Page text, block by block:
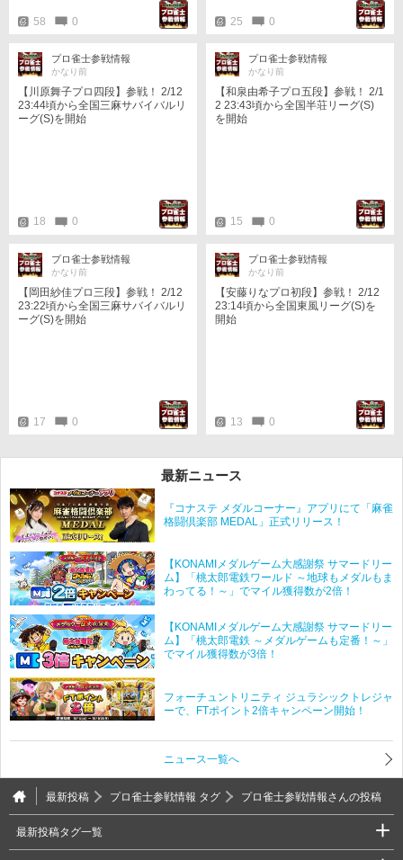
58 0 25 0
プロ雀士参戦情報
かなり前
【川原舞子プロ四段】参戦！ 2/12
23:44頃から全国三麻サバイバルリ
ーグ(S)を開始
18 0
プロ雀士参戦情報
かなり前
【和泉由希子プロ五段】参戦！ 2/1
2 23:43頃から全国半荘リーグ(S)
を開始
15 0
プロ雀士参戦情報
かなり前
【岡田紗佳プロ三段】参戦！ 2/12
23:22頃から全国三麻サバイバルリ
ーグ(S)を開始
17 0
プロ雀士参戦情報
かなり前
【安藤りなプロ初段】参戦！ 2/12
23:14頃から全国東風リーグ(S)を
開始
13 0
最新ニュース
『コナステ メダルコーナー』アプリにて「麻雀
格闘倶楽部 MEDAL」正式リリース！
【KONAMIメダルゲーム大感謝祭 サマードリー
ム】「桃太郎電鉄ワールド ～地球もメダルもま
わってる！～」でマイル獲得数が2倍！
【KONAMIメダルゲーム大感謝祭 サマードリー
ム】「桃太郎電鉄 ～メダルゲームも定番！～」
でマイル獲得数が3倍！
フォーチュントリニティ ジュラシックトレジャ
ーで、FTポイント2倍キャンペーン開始！
ニュース一覧へ
最新投稿 プロ雀士参戦情報 タグ プロ雀士参戦情報さんの投稿
最新投稿タグ一覧